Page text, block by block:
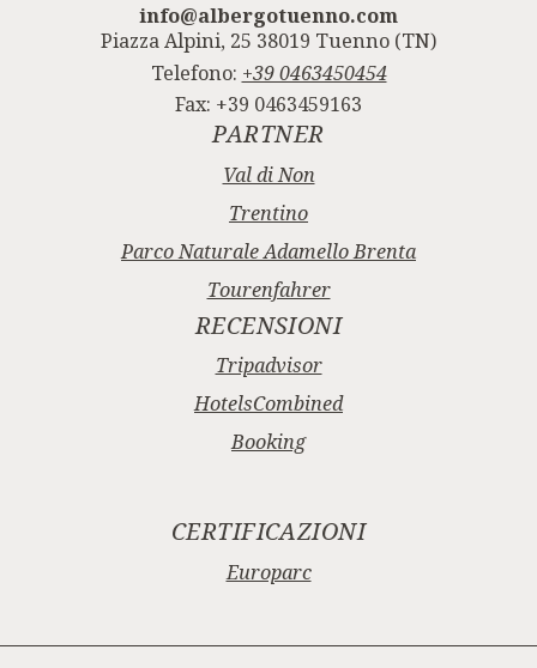
info@albergotuenno.com
Piazza Alpini, 25 38019 Tuenno (TN)
Telefono: +39 0463450454
Fax: +39 0463459163
PARTNER
Val di Non
Trentino
Parco Naturale Adamello Brenta
Tourenfahrer
RECENSIONI
Tripadvisor
HotelsCombined
Booking
CERTIFICAZIONI
Europarc